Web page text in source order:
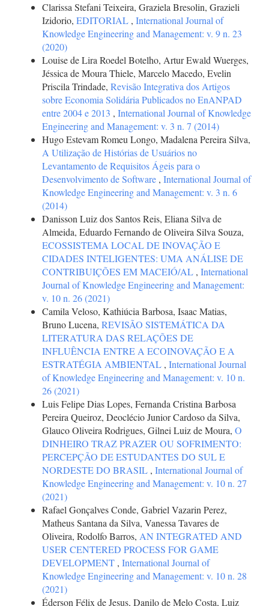
Clarissa Stefani Teixeira, Graziela Bresolin, Grazieli
Izidorio, EDITORIAL , International Journal of
Knowledge Engineering and Management: v. 9 n. 23
(2020)
Louise de Lira Roedel Botelho, Artur Ewald Wuerges,
Jéssica de Moura Thiele, Marcelo Macedo, Evelin
Priscila Trindade, Revisão Integrativa dos Artigos
sobre Economia Solidária Publicados no EnANPAD
entre 2004 e 2013 , International Journal of Knowledge
Engineering and Management: v. 3 n. 7 (2014)
Hugo Estevam Romeu Longo, Madalena Pereira Silva,
A Utilização de Histórias de Usuários no
Levantamento de Requisitos Ágeis para o
Desenvolvimento de Software , International Journal of
Knowledge Engineering and Management: v. 3 n. 6
(2014)
Danisson Luiz dos Santos Reis, Eliana Silva de
Almeida, Eduardo Fernando de Oliveira Silva Souza,
ECOSSISTEMA LOCAL DE INOVAÇÃO E
CIDADES INTELIGENTES: UMA ANÁLISE DE
CONTRIBUIÇÕES EM MACEIÓ/AL , International
Journal of Knowledge Engineering and Management:
v. 10 n. 26 (2021)
Camila Veloso, Kathiúcia Barbosa, Isaac Matias,
Bruno Lucena, REVISÃO SISTEMÁTICA DA
LITERATURA DAS RELAÇÕES DE
INFLUÊNCIA ENTRE A ECOINOVAÇÃO E A
ESTRATÉGIA AMBIENTAL , International Journal
of Knowledge Engineering and Management: v. 10 n.
26 (2021)
Luis Felipe Dias Lopes, Fernanda Cristina Barbosa
Pereira Queiroz, Deoclécio Junior Cardoso da Silva,
Glauco Oliveira Rodrigues, Gilnei Luiz de Moura, O
DINHEIRO TRAZ PRAZER OU SOFRIMENTO:
PERCEPÇÃO DE ESTUDANTES DO SUL E
NORDESTE DO BRASIL , International Journal of
Knowledge Engineering and Management: v. 10 n. 27
(2021)
Rafael Gonçalves Conde, Gabriel Vazarin Perez,
Matheus Santana da Silva, Vanessa Tavares de
Oliveira, Rodolfo Barros, AN INTEGRATED AND
USER CENTERED PROCESS FOR GAME
DEVELOPMENT , International Journal of
Knowledge Engineering and Management: v. 10 n. 28
(2021)
Éderson Félix de Jesus, Danilo de Melo Costa, Luiz